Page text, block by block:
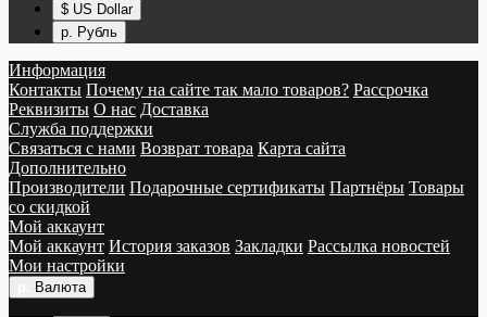
$ US Dollar
р. Рубль
Информация
Контакты Почему на сайте так мало товаров? Рассрочка
Реквизиты О нас Доставка
Служба поддержки
Связаться с нами Возврат товара Карта сайта
Дополнительно
Производители Подарочные сертификаты Партнёры Товары
со скидкой
Мой аккаунт
Мой аккаунт История заказов Закладки Рассылка новостей
Мои настройки
Валюта